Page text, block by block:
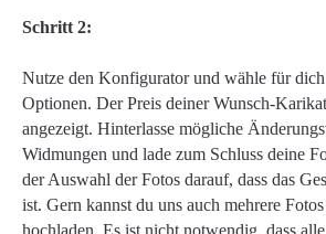
Schritt 2:
Nutze den Konfigurator und wähle für dich
Optionen. Der Preis deiner Wunsch-
angezeigt. Hinterlasse mögliche
Widmungen und lade zum Schluss deine
der Auswahl der Fotos darauf, dass das
ist. Gern kannst du uns auch mehrere
hochladen. Es ist nicht notwendig, dass